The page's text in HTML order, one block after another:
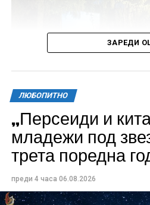
Всички събития ще се
Райкович“, срещу
свободен. Програмата ще
изпълнители GoGo, Toria, ZoV
ЗАРЕДИ
ЛЮБОПИТНО
„Персеиди и
младежи под
трета поредна
преди 4 часа 06.08.2026